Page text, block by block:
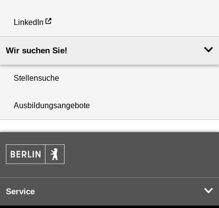
LinkedIn
Wir suchen Sie!
Stellensuche
Ausbildungsangebote
Service